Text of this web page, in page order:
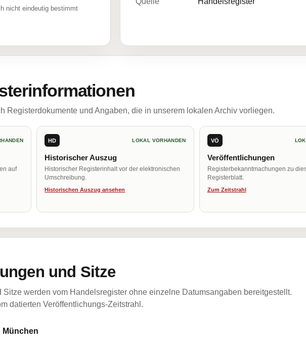
nicht eindeutig bestimmt
Registerdokumente und Angaben, die in unserem lokalen Archiv vorliegen.
auf
HD LOKAL VORHANDEN
Historischer Auszug
Historischer Registerinhalt vor der elektronischen
Umschreibung.
Historischen Auszug ansehen
VÖ
Veröffentlichungen
Registerbekanntmachungen zu
Registerblatt.
Zum Zeitstrahl
und Sitze
werden vom Handelsregister ohne einzelne Datumsangaben bereitgestellt.
datierten Veröffentlichungs-Zeitstrahl.
München